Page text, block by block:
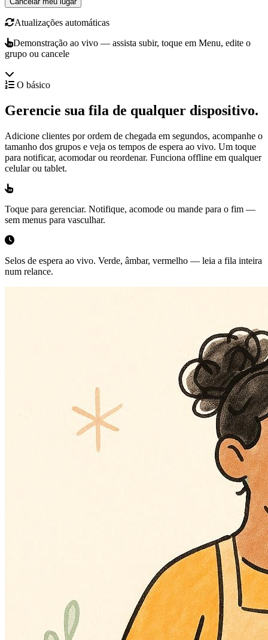
Atualizações automáticas
Demonstração ao vivo — assista subir, toque em Menu, edite o
grupo ou cancele
O básico
Gerencie sua fila de qualquer dispositivo.
Adicione clientes por ordem de chegada em segundos, acompanhe o
tamanho dos grupos e veja os tempos de espera ao vivo. Um toque
para notificar, acomodar ou reordenar. Funciona offline em qualquer
celular ou tablet.
Toque para gerenciar. Notifique, acomode ou mande para o fim —
sem menus para vasculhar.
Selos de espera ao vivo. Verde, âmbar, vermelho — leia a fila inteira
num relance.